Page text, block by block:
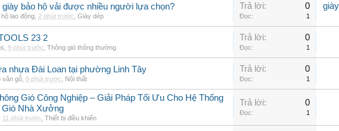
giày bảo hộ vải được nhiều người lựa chọn?
lao động 2 phút trước Giày dép
Trả lời: 0
Đọc: 1
23 2
9 phút trước Thông gió thông thường
Trả lời: 0
Đọc: 1
nhựa Đài Loan tại phường Linh Tây
vân gỗ 9 phút trước Nội thất
Trả lời: 0
Đọc: 1
Gió Công Nghiệp – Giải Pháp Tối Ưu Cho Hệ Thống
Gió Nhà Xưởng
11 phút trước Thiết bị điều khiển
Trả lời: 0
Đọc: 1